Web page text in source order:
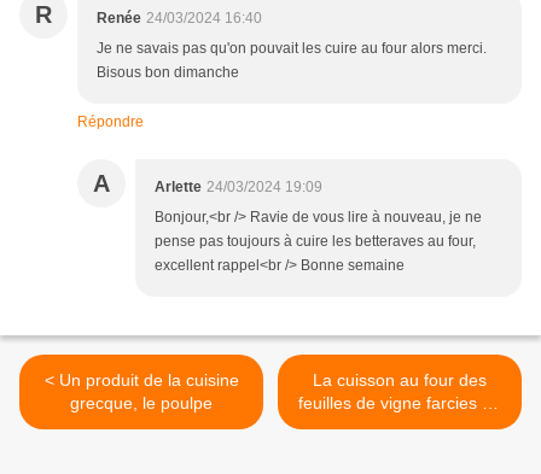
R Renée 24/03/2024 16:40
Je ne savais pas qu'on pouvait les cuire au four alors merci.
Bisous bon dimanche
Répondre
A Arlette 24/03/2024 19:09
Bonjour,<br /> Ravie de vous lire à nouveau, je ne
pense pas toujours à cuire les betteraves au four,
excellent rappel<br /> Bonne semaine
< Un produit de la cuisine
grecque, le poulpe
La cuisson au four des
feuilles de vigne farcies ou
"dolmades" >